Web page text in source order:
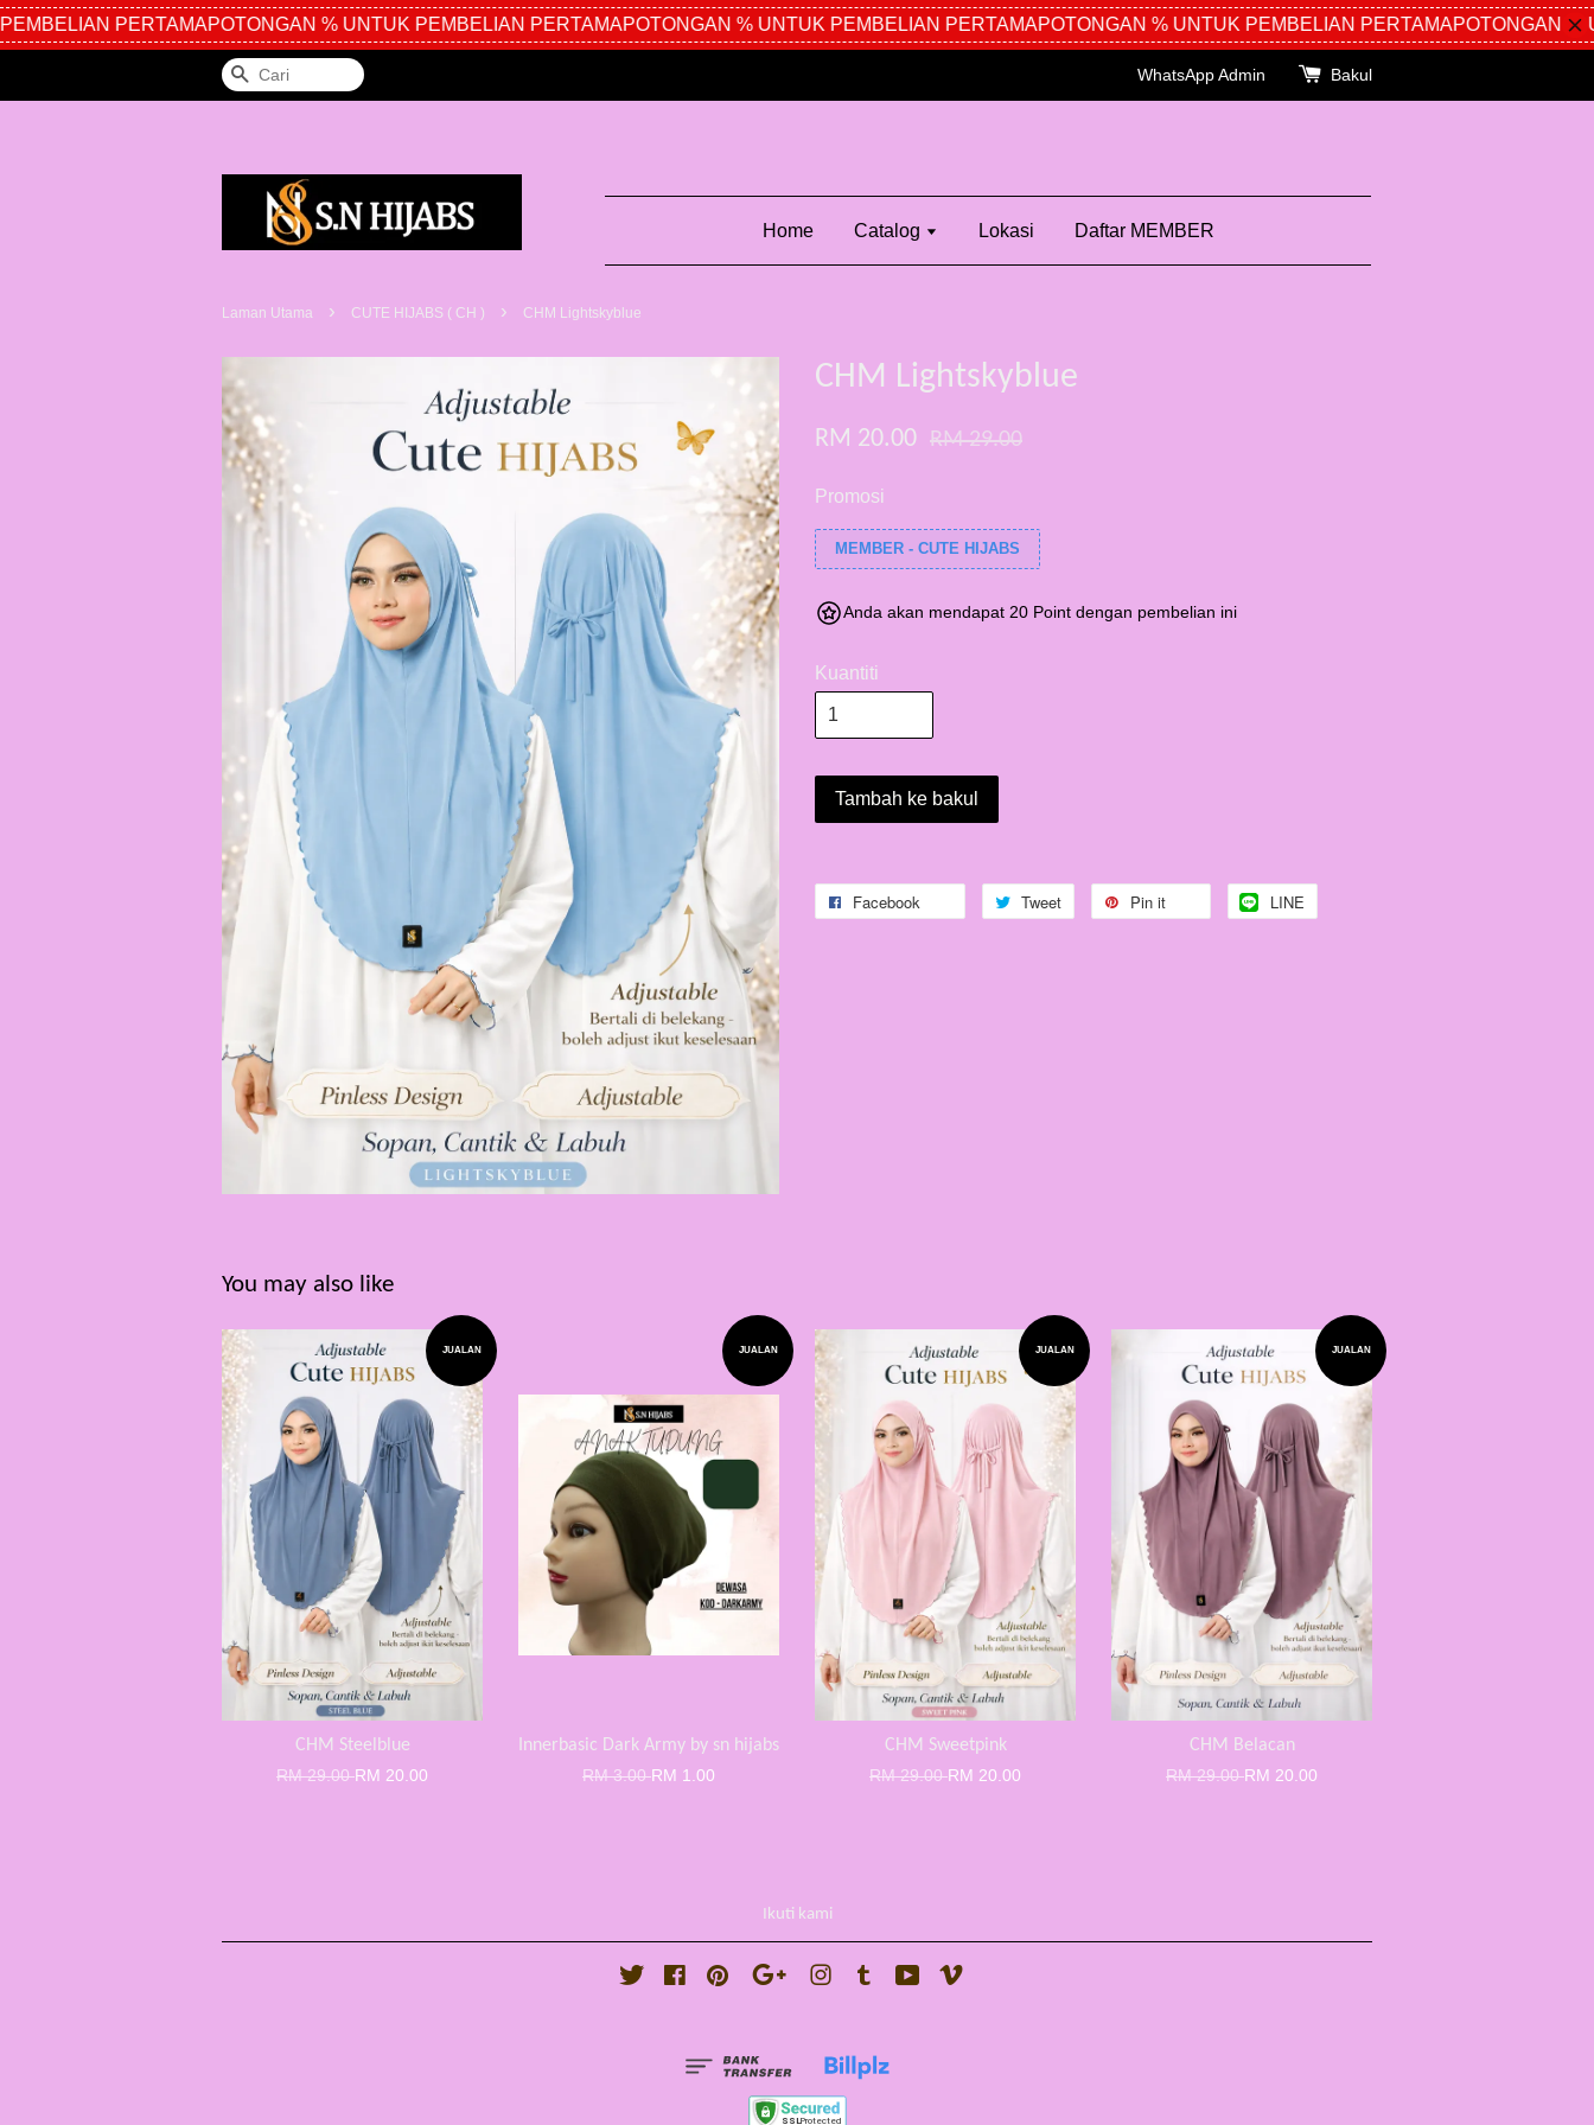
PERTAMAPOTONGAN % UNTUK PEMBELIAN PERTAMAPOTONGAN % UNTUK PEMBELIAN PERTAMAPOTONGAN % UNTUK PEMBELIAN PERTAMAPOTONGAN %
Cari WhatsApp Admin Bakul
Home Catalog Lokasi Daftar MEMBER
Laman Utama › CUTE HIJABS ( CH ) › CHM Lightskyblue
CHM Lightskyblue
RM 20.00 RM 29.00
Promosi
MEMBER - CUTE HIJABS
Anda akan mendapat 20 Point dengan pembelian ini
Kuantiti
Tambah ke bakul
Facebook Tweet Pin it LINE
You may also like
JUALAN
CHM Steelblue
RM 29.00RM 20.00
JUALAN
Innerbasic Dark Army by sn hijabs
RM 3.00RM 1.00
JUALAN
CHM Sweetpink
RM 29.00RM 20.00
JUALAN
CHM Belacan
RM 29.00RM 20.00
Ikuti kami
Twitter FacebookPinterest Google Instagram
Tumblr YouTube